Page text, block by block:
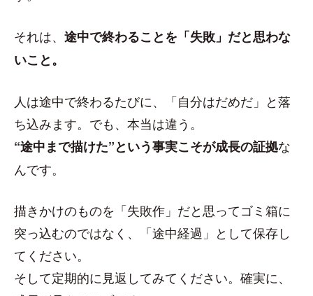
それは、 途中で終わることを「失敗」だと思わな
いこと。
人は途中で終わるたびに、「自分はだめだ」と落
ち込みます。でも、本当は違う。
“途中まで描けた”という事実こそが成長の証拠な
んです。
描きかけのものを「失敗作」だと思ってゴミ箱に
突っ込むのではなく、「途中経過」として保存し
てください。
そして定期的に見返してみてください。確実に、